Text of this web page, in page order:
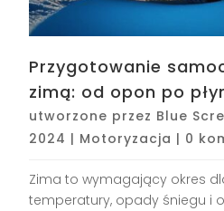
Przygotowanie
zimą: od opon po
utworzone przez Blue
2024 | Motoryzacja | 0
Zima to wymagający okres
temperatury, opady śniegu i